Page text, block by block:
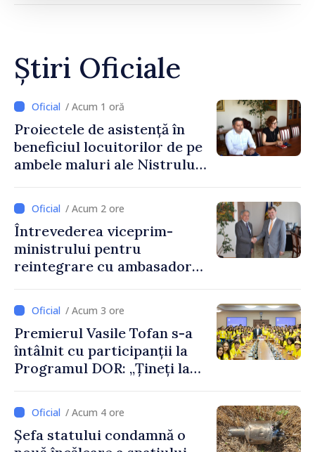
Știri Oficiale
/ Acum 1 oră
Proiectele de asistență în
beneficiul locuitorilor de pe
ambele maluri ale Nistrului
viceprim-ministrului cu
reprezentanta rezidentă a
PNUD în Republica Moldova,
Daniela Gasparikova
/ Acum 2 ore
Întrevederea viceprim-
ministrului pentru
reintegrare cu ambasadorul
Moldova
/ Acum 3 ore
Premierul Vasile Tofan s-a
întâlnit cu participanții la
Programul DOR: „Țineți la
feriți de încercări și greșeli –
doar astfel puteți reuși”
/ Acum 4 ore
Șefa statului condamnă o